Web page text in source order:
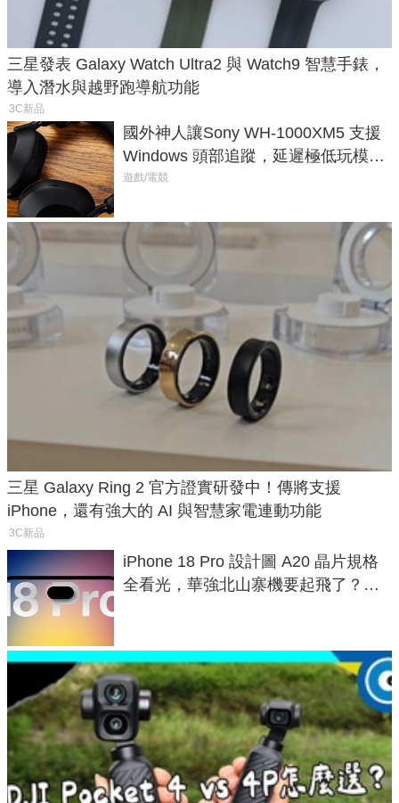
三星發表 Galaxy Watch Ultra2 與 Watch9 智慧手錶，
導入潛水與越野跑導航功能
3C新品
國外神人讓Sony WH-1000XM5 支援
Windows 頭部追蹤，延遲極低玩模擬
飛行超有感
遊戲/電競
三星 Galaxy Ring 2 官方證實研發中！傳將支援
iPhone，還有強大的 AI 與智慧家電連動功能
3C新品
iPhone 18 Pro 設計圖 A20 晶片規格
全看光，華強北山寨機要起飛了？專